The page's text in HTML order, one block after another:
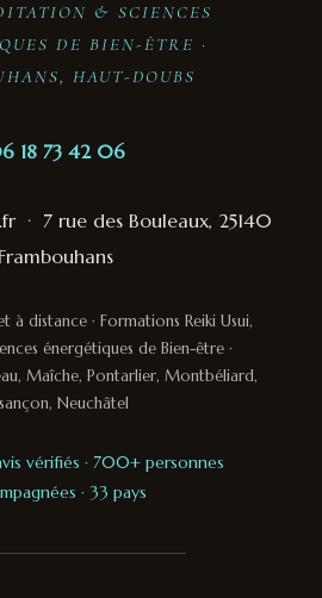
& SCIENCES
DE BIEN-ÊTRE ·
HAUT-DOUBS
18 73 42 06
· 7 rue des Bouleaux, 25140
Frambouhans
à distance · Formations Reiki Usui,
énergétiques de Bien-être ·
Maîche, Pontarlier, Montbéliard,
Neuchâtel
vérifiés · 700+ personnes
· 33 pays